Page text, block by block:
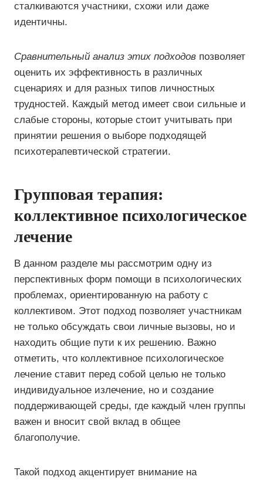
сталкиваются участники, схожи или даже
идентичны.
Сравнительный анализ этих подходов позволяет
оценить их эффективность в различных
сценариях и для разных типов личностных
трудностей. Каждый метод имеет свои сильные и
слабые стороны, которые стоит учитывать при
принятии решения о выборе подходящей
психотерапевтической стратегии.
Групповая терапия:
коллективное психологическое
лечение
В данном разделе мы рассмотрим одну из
перспективных форм помощи в психологических
проблемах, ориентированную на работу с
коллективом. Этот подход позволяет участникам
не только обсуждать свои личные вызовы, но и
находить общие пути к их решению. Важно
отметить, что коллективное психологическое
лечение ставит перед собой целью не только
индивидуальное излечение, но и создание
поддерживающей среды, где каждый член группы
важен и вносит свой вклад в общее
благополучие.
Такой подход акцентирует внимание на